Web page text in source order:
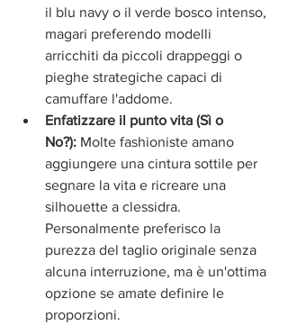
il blu navy o il verde bosco intenso,
magari preferendo modelli
arricchiti da piccoli drappeggi o
pieghe strategiche capaci di
camuffare l'addome.
Enfatizzare il punto vita (Sì o
No?): Molte fashioniste amano
aggiungere una cintura sottile per
segnare la vita e ricreare una
silhouette a clessidra.
Personalmente preferisco la
purezza del taglio originale senza
alcuna interruzione, ma è un'ottima
opzione se amate definire le
proporzioni.